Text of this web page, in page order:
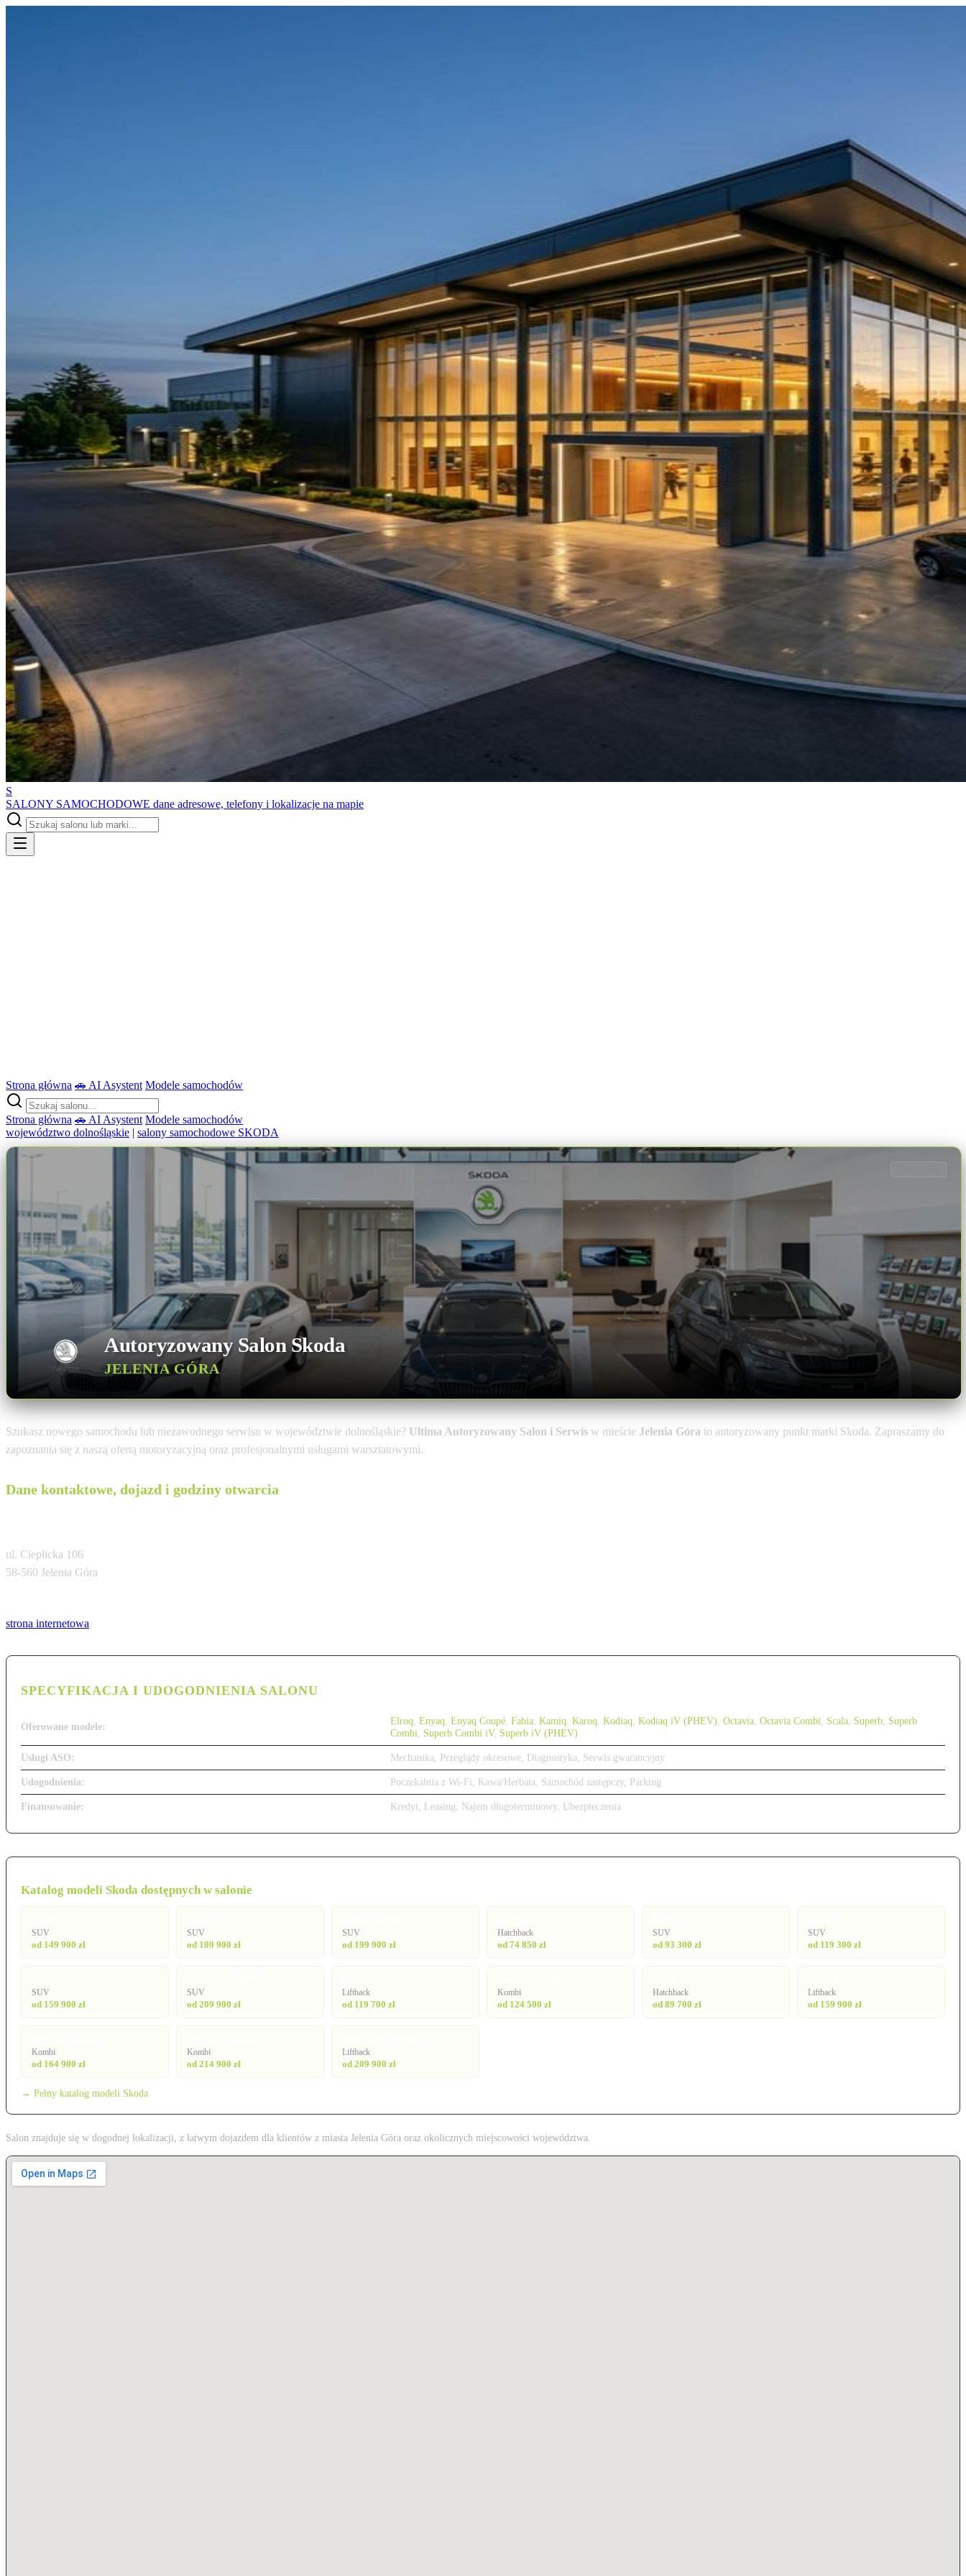
S
SALONY SAMOCHODOWE dane adresowe, telefony i lokalizacje na mapie
Strona główna 🚗 AI Asystent Modele samochodów
Strona główna 🚗 AI Asystent Modele samochodów
województwo dolnośląskie | salony samochodowe SKODA
Autoryzowany Salon Skoda
JELENIA GÓRA
Szukasz nowego samochodu lub niezawodnego serwisu w województwie dolnośląskie? Ultima Autoryzowany Salon i Serwis w mieście Jelenia Góra to autoryzowany punkt marki Skoda. Zapraszamy do
zapoznania się z naszą ofertą motoryzacyjną oraz profesjonalnymi usługami warsztatowymi.
Dane kontaktowe, dojazd i godziny otwarcia
ul. Cieplicka 106
58-560 Jelenia Góra
strona internetowa
SPECYFIKACJA I UDOGODNIENIA SALONU
Oferowane modele: Elroq Enyaq Enyaq Coupé Fabia Kamiq Karoq Kodiaq Kodiaq iV (PHEV) Octavia Octavia Combi Scala Superb Superb
Combi
Superb Combi iV, Superb iV (PHEV)
Usługi ASO: Mechanika, Przeglądy okresowe, Diagnostyka, Serwis gwarancyjny
Udogodnienia: Poczekalnia z Wi-Fi, Kawa/Herbata, Samochód zastępczy, Parking
Finansowanie: Kredyt, Leasing, Najem długoterminowy, Ubezpieczenia
Katalog modeli Skoda dostępnych w salonie
SUV
od 149 900 zł
SUV
od 189 900 zł
SUV
od 199 900 zł
Hatchback
od 74 850 zł
SUV
od 93 300 zł
SUV
od 119 300 zł
SUV
od 159 900 zł
SUV
od 209 900 zł
Liftback
od 119 700 zł
Kombi
od 124 500 zł
Hatchback
od 89 700 zł
Liftback
od 159 900 zł
Kombi
od 164 900 zł
Kombi
od 214 900 zł
Liftback
od 209 900 zł
→ Pełny katalog modeli Skoda
Salon znajduje się w dogodnej lokalizacji, z łatwym dojazdem dla klientów z miasta Jelenia Góra oraz okolicznych miejscowości województwa.